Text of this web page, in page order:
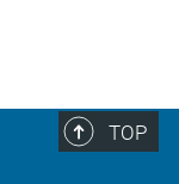
TOP